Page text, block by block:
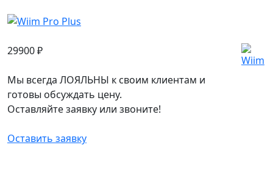
29900₽
Мы всегда ЛОЯЛЬНЫ к своим клиентам и
готовы обсуждать цену.
Оставляйте заявку или звоните!
Оставить заявку